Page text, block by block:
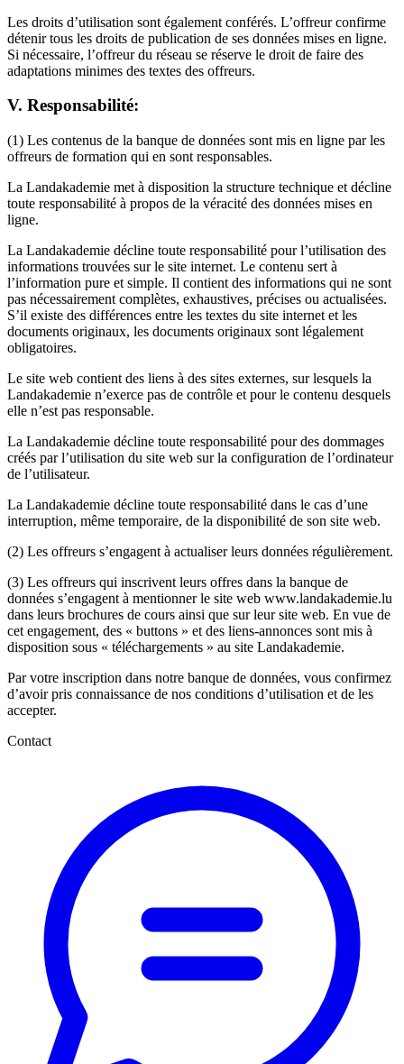
Les droits d’utilisation sont également conférés. L’offreur confirme
détenir tous les droits de publication de ses données mises en ligne.
Si nécessaire, l’offreur du réseau se réserve le droit de faire des
adaptations minimes des textes des offreurs.
V. Responsabilité:
(1) Les contenus de la banque de données sont mis en ligne par les
offreurs de formation qui en sont responsables.
La Landakademie met à disposition la structure technique et décline
toute responsabilité à propos de la véracité des données mises en
ligne.
La Landakademie décline toute responsabilité pour l’utilisation des
informations trouvées sur le site internet. Le contenu sert à
l’information pure et simple. Il contient des informations qui ne sont
pas nécessairement complètes, exhaustives, précises ou actualisées.
S’il existe des différences entre les textes du site internet et les
documents originaux, les documents originaux sont légalement
obligatoires.
Le site web contient des liens à des sites externes, sur lesquels la
Landakademie n’exerce pas de contrôle et pour le contenu desquels
elle n’est pas responsable.
La Landakademie décline toute responsabilité pour des dommages
créés par l’utilisation du site web sur la configuration de l’ordinateur
de l’utilisateur.
La Landakademie décline toute responsabilité dans le cas d’une
interruption, même temporaire, de la disponibilité de son site web.
(2) Les offreurs s’engagent à actualiser leurs données régulièrement.
(3) Les offreurs qui inscrivent leurs offres dans la banque de
données s’engagent à mentionner le site web www.landakademie.lu
dans leurs brochures de cours ainsi que sur leur site web. En vue de
cet engagement, des « buttons » et des liens-annonces sont mis à
disposition sous « téléchargements » au site Landakademie.
Par votre inscription dans notre banque de données, vous confirmez
d’avoir pris connaissance de nos conditions d’utilisation et de les
accepter.
Contact